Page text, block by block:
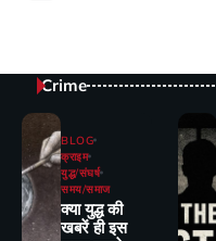
Crime
BLOG
क्राइम
युद्ध/संघर्ष
समय/समाज
क्या युद्ध की
खबरें ही इस